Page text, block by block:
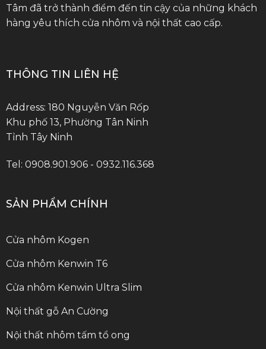
Tâm đã trở thành điểm đến tin cậy của những khách
hàng yêu thích cửa nhôm và nội thất cao cấp.
THÔNG TIN LIÊN HỆ
Address: 180 Nguyễn Văn Rốp
Khu phố 13, Phường Tân Ninh
Tỉnh Tây Ninh
Tel: 0908.901.906 - 0932.116.368
SẢN PHẨM CHÍNH
Cửa nhôm Kogen
Cửa nhôm Kenwin T6
Cửa nhôm Kenwin Ultra Slim
Nội thất gỗ An Cường
Nội thất nhôm tấm tổ ong